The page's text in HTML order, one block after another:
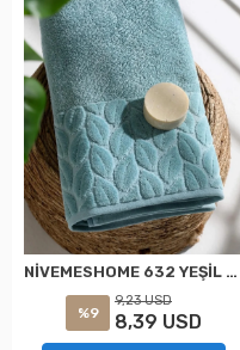
NİVEMESHOME 632 YEŞİL 90X150 HAZAL BANYO HAVLUSU NURPAK
%9
9,23 USD
8,39 USD